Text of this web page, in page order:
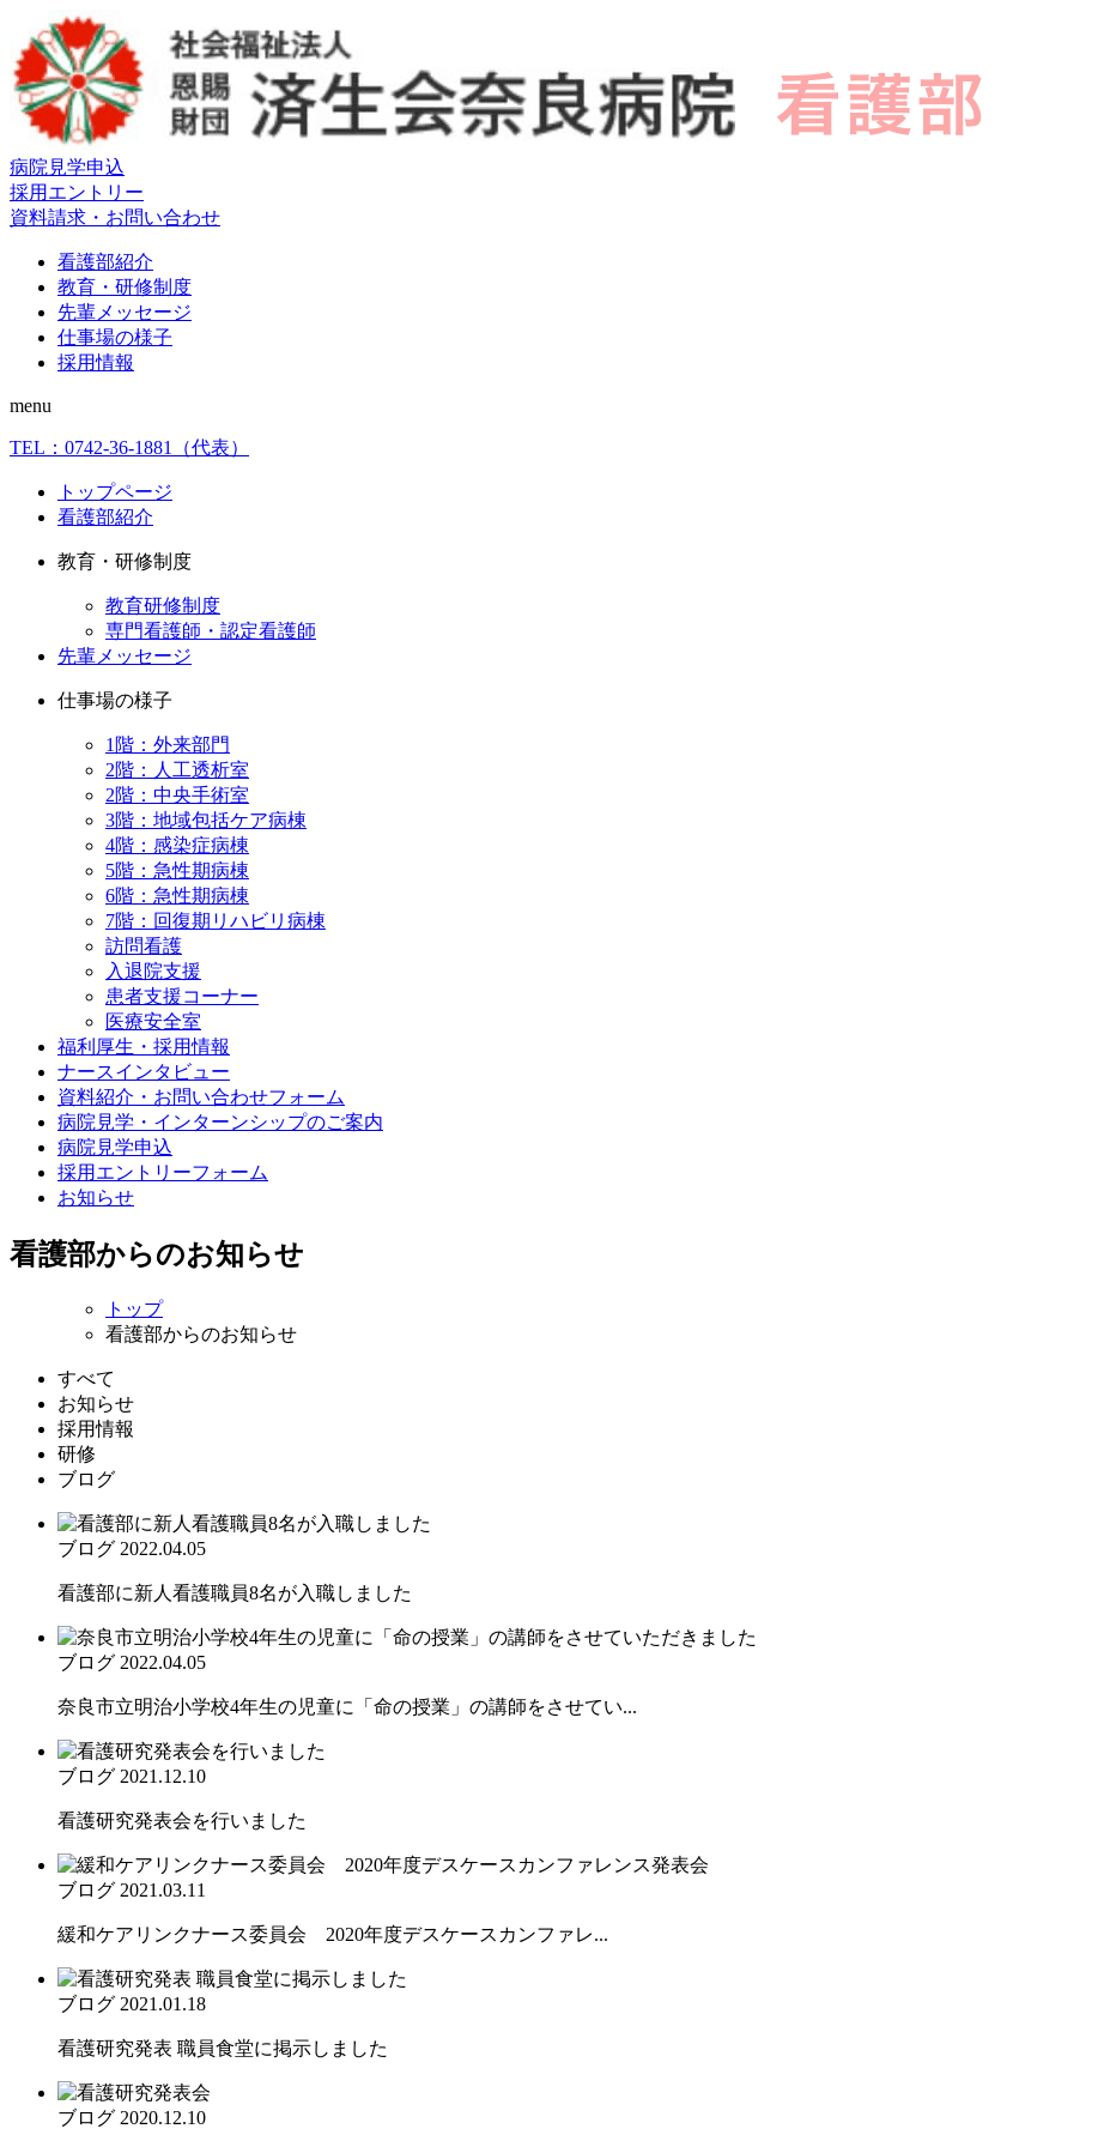
病院見学申込
採用エントリー
資料請求・お問い合わせ
看護部紹介
教育・研修制度
先輩メッセージ
仕事場の様子
採用情報
menu
TEL： 0742-36-1881 （代表）
トップページ
看護部紹介
教育・研修制度
教育研修制度
専門看護師・認定看護師
先輩メッセージ
仕事場の様子
1階：外来部門
2階：人工透析室
2階：中央手術室
3階：地域包括ケア病棟
4階：感染症病棟
5階：急性期病棟
6階：急性期病棟
7階：回復期リハビリ病棟
訪問看護
入退院支援
患者支援コーナー
医療安全室
福利厚生・採用情報
ナースインタビュー
資料紹介・お問い合わせフォーム
病院見学・インターンシップのご案内
病院見学申込
採用エントリーフォーム
お知らせ
看護部からのお知らせ
トップ
看護部からのお知らせ
すべて
お知らせ
採用情報
研修
ブログ
ブログ 2022.04.05
看護部に新人看護職員8名が入職しました
ブログ 2022.04.05
奈良市立明治小学校4年生の児童に「命の授業」の講師をさせてい...
ブログ 2021.12.10
看護研究発表会を行いました
ブログ 2021.03.11
緩和ケアリンクナース委員会 2020年度デスケースカンファレ...
ブログ 2021.01.18
看護研究発表 職員食堂に掲示しました
ブログ 2020.12.10